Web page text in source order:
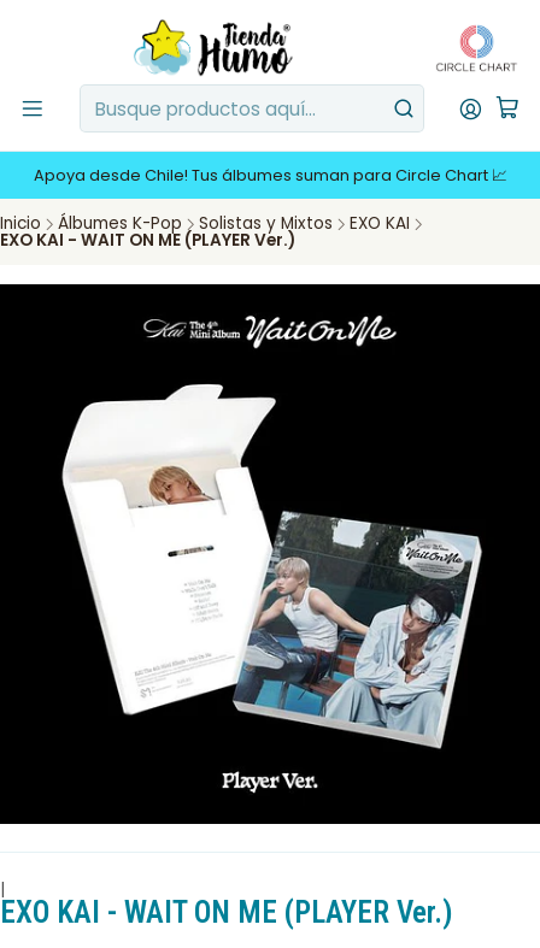
Apoya desde Chile! Tus álbumes suman para Circle Chart 📈
Inicio Álbumes K-Pop Solistas y Mixtos EXO KAI
EXO KAI - WAIT ON ME (PLAYER Ver.)
|
EXO KAI - WAIT ON ME (PLAYER Ver.)